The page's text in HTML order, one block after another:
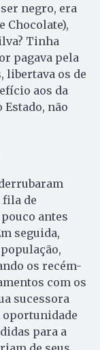
negro, era
Chocolate),
Tinha
pagava pela
libertava os de
aos da
não
fila de
antes
seguida,
os recém-
com os
sucessora
oportunidade
para a